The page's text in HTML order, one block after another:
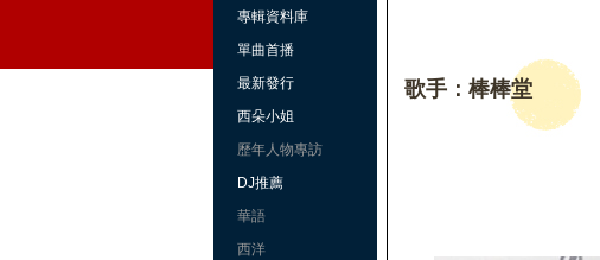
專輯資料庫
單曲首播
最新發行
西朵小姐
歷年人物專訪
DJ推薦
華語
西洋
歌手：棒棒堂